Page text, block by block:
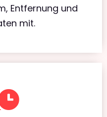
Entfernung und
mit.